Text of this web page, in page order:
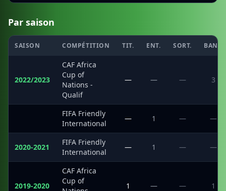
Par saison
SAISON COMPÉTITION TIT. ENT. SORT. BANC
2022/2023
CAF Africa
Cup of
Nations -
Qualif
— — — 3
FIFA Friendly
International
— 1 — —
2020-2021
FIFA Friendly
International
— 1 — —
2019-2020
CAF Africa
Cup of
1 — — 1